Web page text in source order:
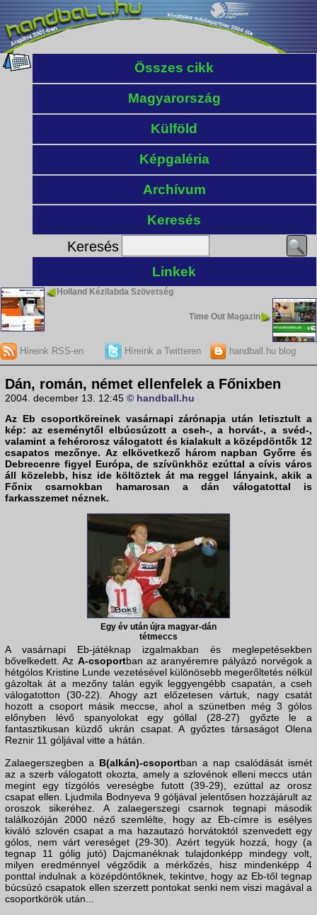
Összes cikk
Magyarország
Külföld
Képgaléria
Archívum
Keresés
Keresés
Linkek
Holland Kézilabda Szövetség
Time Out Magazin
Híreink RSS-en Híreink a Twitteren handball.hu blog
Dán, román, német ellenfelek a Főnixben
2004. december 13. 12:45 © handball.hu
Az Eb csoportköreinek vasárnapi zárónapja után letisztult a
kép: az eseménytől elbúcsúzott a cseh-, a horvát-, a svéd-,
valamint a fehérorosz válogatott és kialakult a középdöntők 12
csapatos mezőnye. Az elkövetkező három napban Győrre és
Debrecenre figyel Európa, de szívünkhöz ezúttal a cívis város
áll közelebb, hisz ide költöztek át ma reggel lányaink, akik a
Főnix csarnokban hamarosan a dán válogatottal is
farkasszemet néznek.
Egy év után újra magyar-dán
tétmeccs
A vasárnapi Eb-játéknap izgalmakban és meglepetésekben
bővelkedett. Az A-csoportban az aranyéremre pályázó norvégok a
hétgólos Kristine Lunde vezetésével különösebb megerőltetés nélkül
gázoltak át a mezőny talán egyik leggyengébb csapatán, a cseh
válogatotton (30-22). Ahogy azt előzetesen vártuk, nagy csatát
hozott a csoport másik meccse, ahol a szünetben még 3 gólos
előnyben lévő spanyolokat egy góllal (28-27) győzte le a
fantasztikusan küzdő ukrán csapat. A győztes társaságot Olena
Reznir 11 góljával vitte a hátán.
Zalaegerszegben a B(alkán)-csoportban a nap csalódását ismét
az a szerb válogatott okozta, amely a szlovénok elleni meccs után
megint egy tízgólós vereségbe futott (39-29), ezúttal az orosz
csapat ellen. Ljudmila Bodnyeva 9 góljával jelentősen hozzájárult az
oroszok sikeréhez. A zalaegerszegi csarnok tegnapi második
találkozóján 2000 néző szemlélte, hogy az Eb-címre is esélyes
kiváló szlovén csapat a ma hazautazó horvátoktól szenvedett egy
gólos, nem várt vereséget (29-30). Azért tegyük hozzá, hogy (a
tegnap 11 gólig jutó) Dajcmanéknak tulajdonképp mindegy volt,
milyen eredménnyel végződik a mérkőzés, hisz mindenképp 4
ponttal indulnak a középdöntőknek, tekintve, hogy az Eb-től tegnap
búcsúzó csapatok ellen szerzett pontokat senki nem viszi magával a
csoportkörök után...